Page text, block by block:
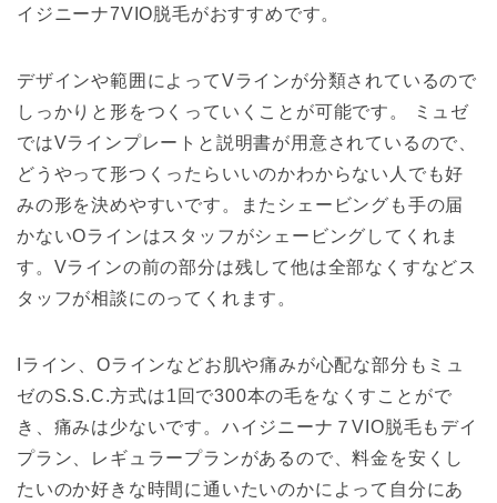
イジニーナ7VIO脱毛がおすすめです。
デザインや範囲によってVラインが分類されているので
しっかりと形をつくっていくことが可能です。 ミュゼ
ではVラインプレートと説明書が用意されているので、
どうやって形つくったらいいのかわからない人でも好
みの形を決めやすいです。またシェービングも手の届
かないOラインはスタッフがシェービングしてくれま
す。Vラインの前の部分は残して他は全部なくすなどス
タッフが相談にのってくれます。
Iライン、Oラインなどお肌や痛みが心配な部分もミュ
ゼのS.S.C.方式は1回で300本の毛をなくすことがで
き、痛みは少ないです。ハイジニーナ７VIO脱毛もデイ
プラン、レギュラープランがあるので、料金を安くし
たいのか好きな時間に通いたいのかによって自分にあ